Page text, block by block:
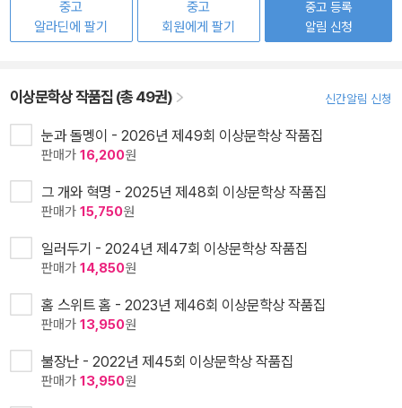
중고
알라딘에 팔기
중고
회원에게 팔기
중고 등록
알림 신청
이상문학상 작품집 (총 49권) 신간알림 신청
눈과 돌멩이 - 2026년 제49회 이상문학상 작품집
판매가 16,200원
그 개와 혁명 - 2025년 제48회 이상문학상 작품집
판매가 15,750원
일러두기 - 2024년 제47회 이상문학상 작품집
판매가 14,850원
홈 스위트 홈 - 2023년 제46회 이상문학상 작품집
판매가 13,950원
불장난 - 2022년 제45회 이상문학상 작품집
판매가 13,950원